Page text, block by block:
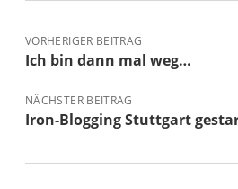
VORHERIGER BEITRAG
Ich bin dann mal weg…
NÄCHSTER BEITRAG
Iron-Blogging Stuttgart